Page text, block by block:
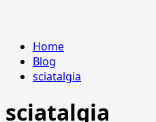
Home
Blog
sciatalgia
sciatalgia